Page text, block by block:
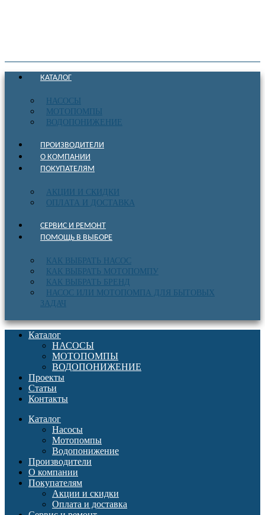
КАТАЛОГ
НАСОСЫ
МОТОПОМПЫ
ВОДОПОНИЖЕНИЕ
ПРОИЗВОДИТЕЛИ
О КОМПАНИИ
ПОКУПАТЕЛЯМ
АКЦИИ И СКИДКИ
ОПЛАТА И ДОСТАВКА
СЕРВИС И РЕМОНТ
ПОМОЩЬ В ВЫБОРЕ
КАК ВЫБРАТЬ НАСОС
КАК ВЫБРАТЬ МОТОПОМПУ
КАК ВЫБРАТЬ БРЕНД
НАСОС ИЛИ МОТОПОМПА ДЛЯ БЫТОВЫХ
ЗАДАЧ
Каталог
НАСОСЫ
МОТОПОМПЫ
ВОДОПОНИЖЕНИЕ
Проекты
Статьи
Контакты
Каталог
Насосы
Мотопомпы
Водопонижение
Производители
О компании
Покупателям
Акции и скидки
Оплата и доставка